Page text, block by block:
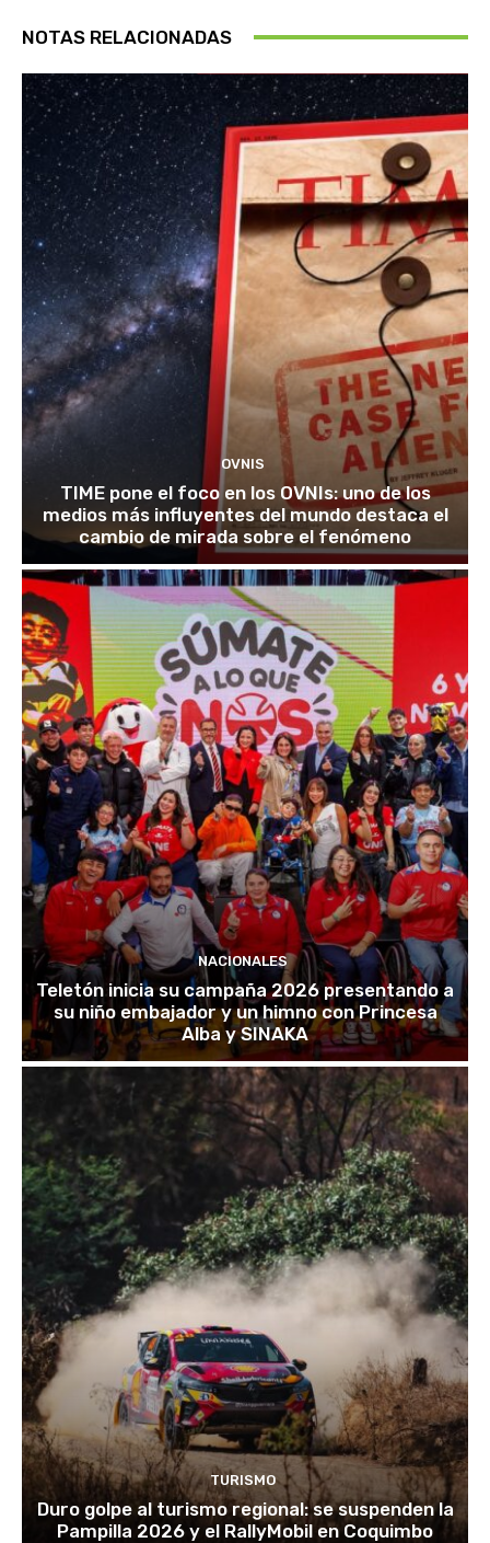
NOTAS RELACIONADAS
OVNIS
TIME pone el foco en los OVNIs: uno de los
medios más influyentes del mundo destaca el
cambio de mirada sobre el fenómeno
NACIONALES
Teletón inicia su campaña 2026 presentando a
su niño embajador y un himno con Princesa
Alba y SINAKA
TURISMO
Duro golpe al turismo regional: se suspenden la
Pampilla 2026 y el RallyMobil en Coquimbo